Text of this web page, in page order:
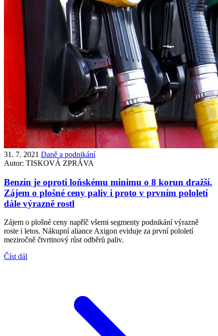
31. 7. 2021 Daně a podnikání
Autor: TISKOVÁ ZPRÁVA
Benzín je oproti loňskému minimu o 8 korun dražší.
Zájem o plošné ceny paliv i proto v prvním pololetí
dále výrazně rostl
Zájem o plošné ceny napříč všemi segmenty podnikání výrazně
roste i letos. Nákupní aliance Axigon eviduje za první pololetí
meziročně čtvrtinový růst odběrů paliv.
Číst dál